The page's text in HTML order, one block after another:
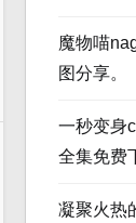
魔物喵
图分享。
一秒变身
全集免费
凝聚火热